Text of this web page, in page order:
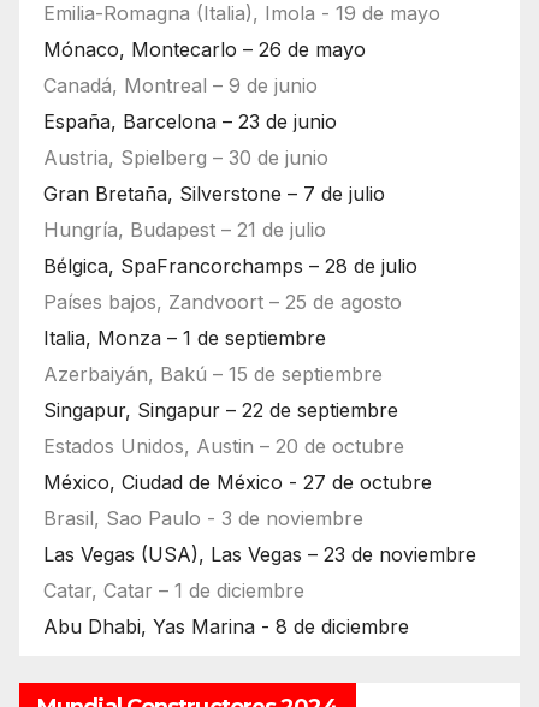
Emilia-Romagna (Italia), Imola - 19 de mayo
Mónaco, Montecarlo – 26 de mayo
Canadá, Montreal – 9 de junio
España, Barcelona – 23 de junio
Austria, Spielberg – 30 de junio
Gran Bretaña, Silverstone – 7 de julio
Hungría, Budapest – 21 de julio
Bélgica, SpaFrancorchamps – 28 de julio
Países bajos, Zandvoort – 25 de agosto
Italia, Monza – 1 de septiembre
Azerbaiyán, Bakú – 15 de septiembre
Singapur, Singapur – 22 de septiembre
Estados Unidos, Austin – 20 de octubre
México, Ciudad de México - 27 de octubre
Brasil, Sao Paulo - 3 de noviembre
Las Vegas (USA), Las Vegas – 23 de noviembre
Catar, Catar – 1 de diciembre
Abu Dhabi, Yas Marina - 8 de diciembre